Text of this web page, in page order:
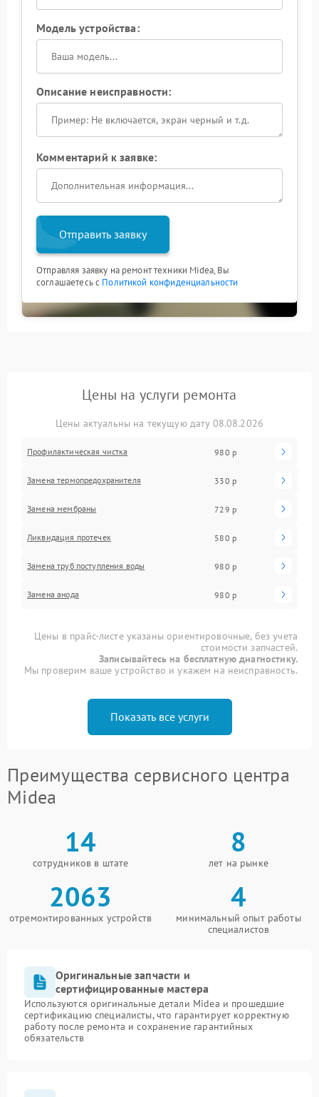
Модель устройства:
Описание неисправности:
Комментарий к заявке:
Отправить заявку
Отправляя заявку на ремонт техники Midea, Вы
соглашаетесь с Политикой конфиденциальности
Цены на услуги ремонта
Цены актуальны на текущую дату 08.08.2026
Профилактическая чистка 980 р
Замена термопредохранителя 330 р
Замена мембраны 729 р
Ликвидация протечек 580 р
Замена труб поступления воды 980 р
Замена анода 980 р
Цены в прайс-листе указаны ориентировочные, без учета
стоимости запчастей.
Записывайтесь на бесплатную диагностику.
Мы проверим ваше устройство и укажем на неисправность.
Показать все услуги
Преимущества сервисного центра
Midea
14
сотрудников в штате
8
лет на рынке
2063
отремонтированных устройств
4
минимальный опыт работы
специалистов
Оригинальные запчасти и
сертифицированные мастера
Используются оригинальные детали Midea и прошедшие
сертификацию специалисты, что гарантирует корректную
работу после ремонта и сохранение гарантийных
обязательств